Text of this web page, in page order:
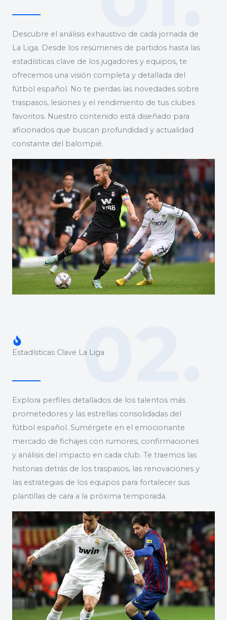
Descubre el análisis exhaustivo de cada jornada de
La Liga. Desde los resúmenes de partidos hasta las
estadísticas clave de los jugadores y equipos, te
ofrecemos una visión completa y detallada del
fútbol español. No te pierdas las novedades sobre
traspasos, lesiones y el rendimiento de tus clubes
favoritos. Nuestro contenido está diseñado para
aficionados que buscan profundidad y actualidad
constante del balompié.
Estadísticas Clave La Liga02.
Explora perfiles detallados de los talentos más
prometedores y las estrellas consolidadas del
fútbol español. Sumérgete en el emocionante
mercado de fichajes con rumores, confirmaciones
y análisis del impacto en cada club. Te traemos las
historias detrás de los traspasos, las renovaciones y
las estrategias de los equipos para fortalecer sus
plantillas de cara a la próxima temporada.